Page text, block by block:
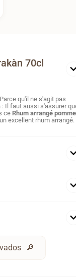
70cl
Parce qu'il ne s'agit pas
: Il faut aussi s'assurer
ce Rhum arrangé
excellent rhum arrangé.